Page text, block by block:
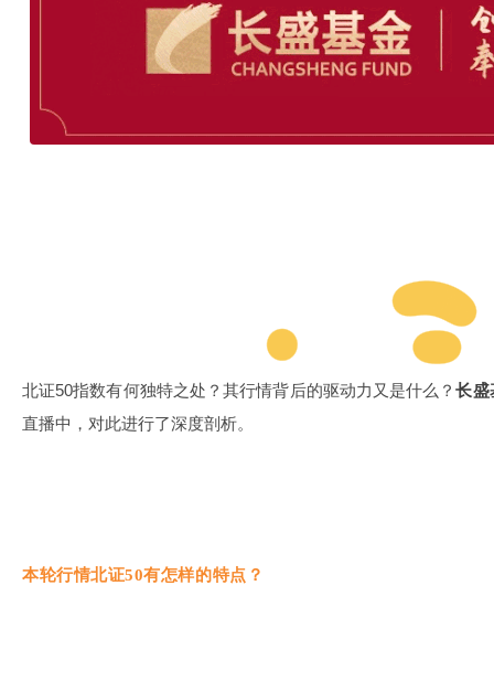
北证50指数有何独特之处？其行情背后的驱动力又是什么？长盛
直播中，对此进行了深度剖析。
本轮行情北证50有怎样的特点？